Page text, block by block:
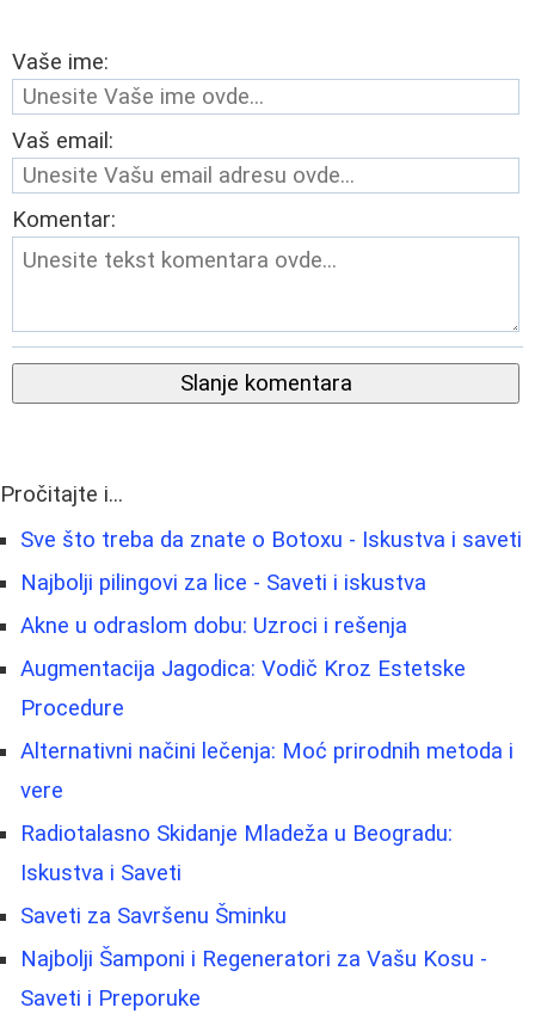
Vaše ime:
Vaš email:
Komentar:
Slanje komentara
Pročitajte i...
Sve što treba da znate o Botoxu - Iskustva i saveti
Najbolji pilingovi za lice - Saveti i iskustva
Akne u odraslom dobu: Uzroci i rešenja
Augmentacija Jagodica: Vodič Kroz Estetske
Procedure
Alternativni načini lečenja: Moć prirodnih metoda i
vere
Radiotalasno Skidanje Mladeža u Beogradu:
Iskustva i Saveti
Saveti za Savršenu Šminku
Najbolji Šamponi i Regeneratori za Vašu Kosu -
Saveti i Preporuke